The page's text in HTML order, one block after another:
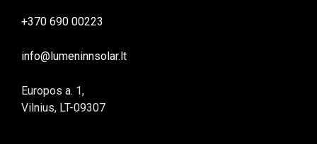
+370 690 00223
info@lumeninnsolar.lt
Europos a. 1,
Vilnius, LT-09307